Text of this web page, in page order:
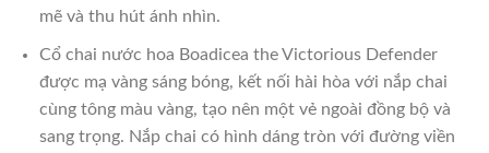
mẽ và thu hút ánh nhìn.
Cổ chai nước hoa Boadicea the Victorious Defender
được mạ vàng sáng bóng, kết nối hài hòa với nắp chai
cùng tông màu vàng, tạo nên một vẻ ngoài đồng bộ và
sang trọng. Nắp chai có hình dáng tròn với đường viền